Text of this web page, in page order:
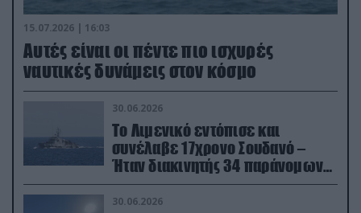
15.07.2026 | 16:03
Aυτές είναι οι πέντε πιο ισχυρές
ναυτικές δυνάμεις στον κόσμο
30.06.2026
Το Λιμενικό εντόπισε και
συνέλαβε 17χρονο Σουδανό –
Ήταν διακινητής 34 παράνομων
μεταναστών
30.06.2026